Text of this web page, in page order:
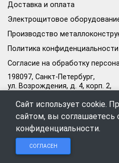
Доставка и оплата
Электрощитовое
Производство
Политика конфиденциальности
Согласие на обработку
198097, Санкт-Петербург,
ул. Возрождения, д. 4, корп. 2,
Режим работы офиса:
Пн–Пт: 09:00–18:00
+7 (812) 309-98-44
Сайт использует cookie.
сайтом, вы соглашаетесь
конфиденциальности.
СОГЛАСЕН